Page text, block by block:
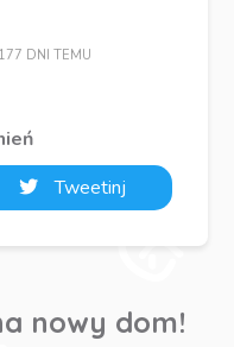
DNI TEMU
Tweetinj
nowy dom!